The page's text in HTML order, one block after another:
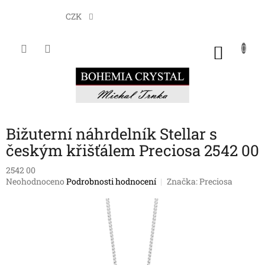
CZK
Bižuterní náhrdelník Stellar s
českým křišťálem Preciosa 2542 00
2542 00
Průměrné
Neohodnoceno Podrobnosti hodnocení Značka:Preciosa